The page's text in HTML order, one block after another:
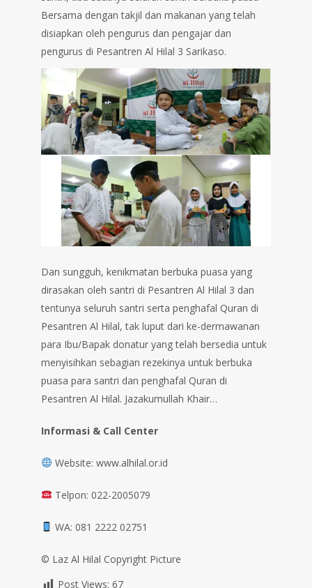
Bersama dengan takjil dan makanan yang telah
disiapkan oleh pengurus dan pengajar dan
pengurus di Pesantren Al Hilal 3 Sarikaso.
Dan sungguh, kenikmatan berbuka puasa yang
dirasakan oleh santri di Pesantren Al Hilal 3 dan
tentunya seluruh santri serta penghafal Quran di
Pesantren Al Hilal, tak luput dari ke-dermawanan
para Ibu/Bapak donatur yang telah bersedia untuk
menyisihkan sebagian rezekinya untuk berbuka
puasa para santri dan penghafal Quran di
Pesantren Al Hilal. Jazakumullah Khair…
Informasi & Call Center
Website: www.alhilal.or.id
Telpon: 022-2005079
WA: 081 2222 02751
©️ Laz Al Hilal Copyright Picture
Post Views: 67